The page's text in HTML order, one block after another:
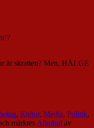
är skratten? Men, HÄLGE
, Kultur, Media, Politik,
märktesAlkohol av